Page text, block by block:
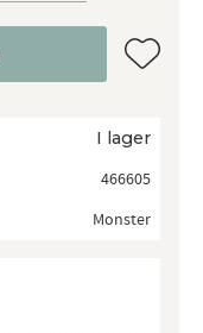
Lägg
I lager
466605
Monster